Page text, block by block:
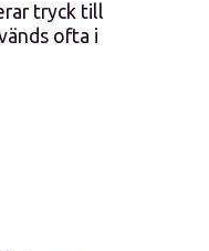
tryck till
ofta i